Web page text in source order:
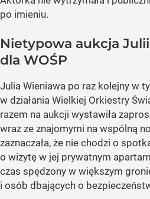
po imieniu.
Nietypowa aukcja
dla WOŚP
Julia Wieniawa po raz kolejny w
w działania Wielkiej Orkiestry
razem na aukcji wystawiła
wraz ze znajomymi na wspólną
zaznaczała, że nie chodzi o
o wizytę w jej prywatnym
czas spędzony w większym
i osób dbających o